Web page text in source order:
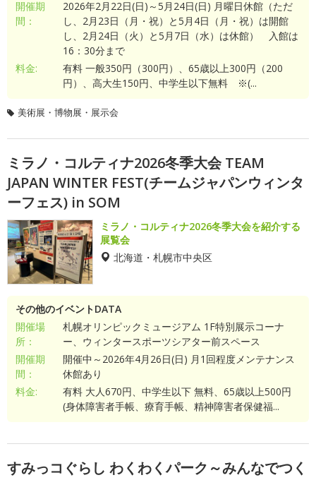
開催期
間：
2026年2月22日(日)～5月24日(日) 月曜日休館（ただ
し、2月23日（月・祝）と5月4日（月・祝）は開館
し、2月24日（火）と5月7日（水）は休館） 入館は
16：30分まで
料金:
有料 一般350円（300円）、65歳以上300円（200
円）、高大生150円、中学生以下無料 ※(...
美術展・博物展・展示会
ミラノ・コルティナ2026冬季大会 TEAM
JAPAN WINTER FEST(チームジャパンウィンタ
ーフェス) in SOM
ミラノ・コルティナ2026冬季大会を紹介する
展覧会
北海道・札幌市中央区
その他のイベントDATA
開催場
所：
札幌オリンピックミュージアム 1F特別展示コーナ
ー、ウィンタースポーツシアター前スペース
開催期
間：
開催中～2026年4月26日(日) 月1回程度メンテナンス
休館あり
料金:
有料 大人670円、中学生以下 無料、65歳以上500円
(身体障害者手帳、療育手帳、精神障害者保健福...
すみっコぐらし わくわくパーク～みんなでつく